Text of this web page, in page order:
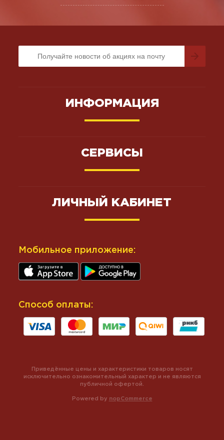
ИНФОРМАЦИЯ
СЕРВИСЫ
ЛИЧНЫЙ КАБИНЕТ
Мобильное приложение:
Способ оплаты:
Powered by nopCommerce
Приведённые цены и характеристики товаров носят
исключительно ознакомительный характер и не являются
публичной офертой.